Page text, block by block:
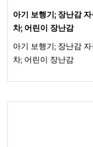
아기 보행기; 장난감 자동차; 플라스틱 보행기; 아기 자동
차; 어린이 장난감
아기 보행기; 장난감 자동차; 플라스틱 보행기; 아기 자동
차; 어린이 장난감